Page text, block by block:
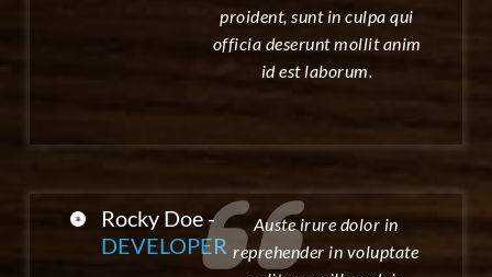
proident, sunt in culpa qui
officia deserunt mollit anim
id est laborum.
Rocky Doe -
DEVELOPER
Auste irure dolor in
reprehender in voluptate